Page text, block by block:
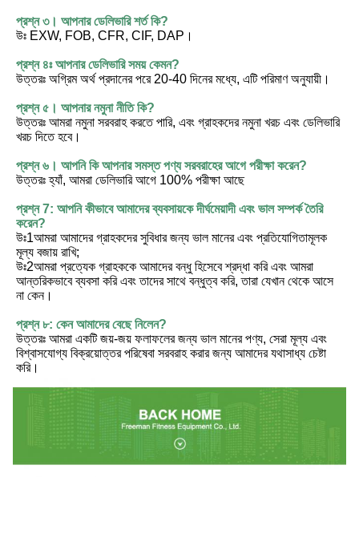
প্রশ্ন ৩। আপনার ডেলিভারি শর্ত কি?
উঃ EXW, FOB, CFR, CIF, DAP।
প্রশ্ন ৪ঃ আপনার ডেলিভারি সময় কেমন?
উত্তরঃ অগ্রিম অর্থ প্রদানের পরে 20-40 দিনের মধ্যে, এটি পরিমাণ অনুযায়ী।
প্রশ্ন ৫। আপনার নমুনা নীতি কি?
উত্তরঃ আমরা নমুনা সরবরাহ করতে পারি, এবং গ্রাহকদের নমুনা খরচ এবং ডেলিভারি
খরচ দিতে হবে।
প্রশ্ন ৬। আপনি কি আপনার সমস্ত পণ্য সরবরাহের আগে পরীক্ষা করেন?
উত্তরঃ হ্যাঁ, আমরা ডেলিভারি আগে 100% পরীক্ষা আছে
প্রশ্ন 7: আপনি কীভাবে আমাদের ব্যবসায়কে দীর্ঘমেয়াদী এবং ভাল সম্পর্ক তৈরি
করেন?
উঃ1আমরা আমাদের গ্রাহকদের সুবিধার জন্য ভাল মানের এবং প্রতিযোগিতামূলক
মূল্য বজায় রাখি;
উঃ2আমরা প্রত্যেক গ্রাহককে আমাদের বন্ধু হিসেবে শ্রদ্ধা করি এবং আমরা
আন্তরিকভাবে ব্যবসা করি এবং তাদের সাথে বন্ধুত্ব করি, তারা যেখান থেকে আসে
না কেন।
প্রশ্ন ৮: কেন আমাদের বেছে নিলেন?
উত্তরঃ আমরা একটি জয়-জয় ফলাফলের জন্য ভাল মানের পণ্য, সেরা মূল্য এবং
বিশ্বাসযোগ্য বিক্রয়োত্তর পরিষেবা সরবরাহ করার জন্য আমাদের যথাসাধ্য চেষ্টা
করি।